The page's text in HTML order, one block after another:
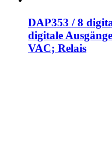
DAP353 / 8
digitale
VAC; Relais